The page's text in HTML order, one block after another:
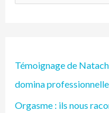
e
r
c
Témoignage de
domina professionnelle
Orgasme : ils nous